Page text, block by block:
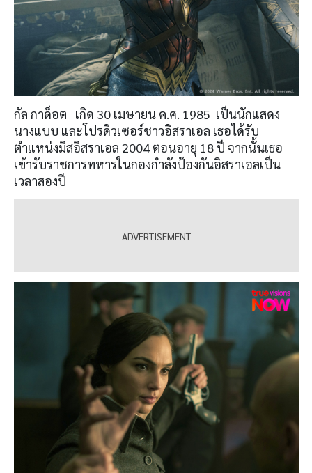
กัล กาด็อต เกิด 30 เมษายน ค.ศ. 1985 เป็นนักแสดง
นางแบบ และโปรดิวเซอร์ชาวอิสราเอล เธอได้รับ
ตำแหน่งมิสอิสราเอล 2004 ตอนอายุ 18 ปี จากนั้นเธอ
เข้ารับราชการทหารในกองกำลังป้องกันอิสราเอลเป็น
เวลาสองปี